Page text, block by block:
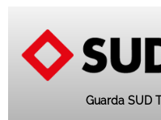
Guarda SUD